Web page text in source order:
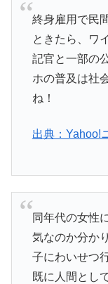
終身雇用で民
ときたら、ワ
記官と一部の
ホの普及は社
ね！
出典：Yahoo!
同年代の女性
気なのか分か
子にわいせつ
既に人間とし